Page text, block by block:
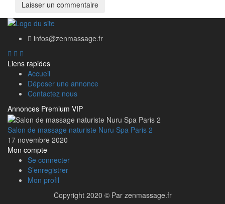
infos@zenmassage.fr
Liens rapides
Accueil
Déposer une annonce
Contactez nous
Annonces Premium VIP
Salon de massage naturiste Nuru Spa Paris 2
17 novembre 2020
Mon compte
Se connecter
S’enregistrer
Mon profil
Copyright 2020 © Par zenmassage.fr